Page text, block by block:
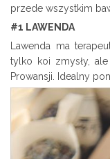
przede wszystkim
#1 LAWENDA
Lawenda ma
tylko koi zmysły,
Prowansji. Idealny